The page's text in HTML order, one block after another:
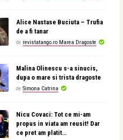
Alice Nastase Buciuta – Trufia
de a fi tanar
de revistatango.ro Marea Dragoste
Malina Olinescu s-a sinucis,
dupa o mare si trista dragoste
de Simona Catrina
Nicu Covaci: Tot ce mi-am
propus in viata am reusit! Dar
ce pret am platit…